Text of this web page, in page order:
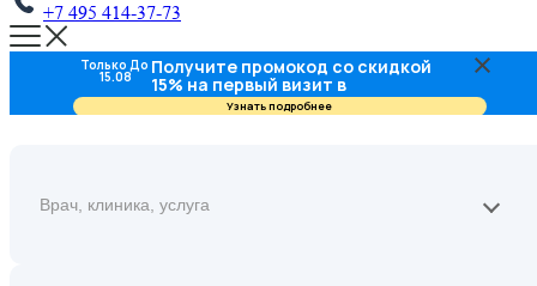
+7 495 414-37-73
Только До
15.08 Получите промокод со скидкой
15% на первый визит в
стоматологию
Узнать подробнее